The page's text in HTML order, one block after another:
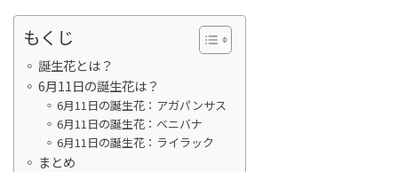
もくじ
誕生花とは？
6月11日の誕生花は？
6月11日の誕生花：アガパンサス
6月11日の誕生花：ベニバナ
6月11日の誕生花：ライラック
まとめ